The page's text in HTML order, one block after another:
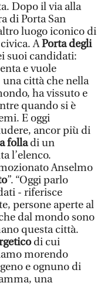
Dopo il via alla
di Porta San
luogo iconico di
APorta degli
suoi candidati:
e vuole
una città che nella
ha vissuto e
quando si è
E oggi
ancor più di
folladi un
l’elenco.
Anselmo
”. “Oggi parlo
- riferisce
persone aperte al
dal mondo sono
questa città.
di cui
morendo
e ognuno di
una